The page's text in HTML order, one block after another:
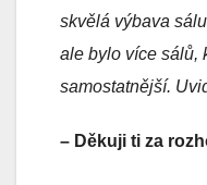
skvělá výbava
ale bylo více sálů,
samostatnější.
– Děkuji ti za